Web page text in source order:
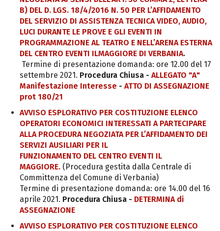
B) DEL D. LGS. 18/4/2016 N. 50 PER L’AFFIDAMENTO
DEL SERVIZIO DI ASSISTENZA TECNICA VIDEO, AUDIO,
LUCI DURANTE LE PROVE E GLI EVENTI IN
PROGRAMMAZIONE AL TEATRO E NELL’ARENA ESTERNA
DEL CENTRO EVENTI ILMAGGIORE DI VERBANIA.
Termine di presentazione domanda: ore 12.00 del 17
settembre 2021. Procedura Chiusa - ALLEGATO "A"
Manifestazione Interesse - ATTO DI ASSEGNAZIONE
prot 180/21
AVVISO ESPLORATIVO PER COSTITUZIONE ELENCO
OPERATORI ECONOMICI INTERESSATI A PARTECIPARE
ALLA PROCEDURA NEGOZIATA PER L’AFFIDAMENTO DEI
SERVIZI AUSILIARI PER IL
FUNZIONAMENTO DEL CENTRO EVENTI IL
MAGGIORE. (Procedura gestita dalla Centrale di
Committenza del Comune di Verbania)
Termine di presentazione domanda: ore 14.00 del 16
aprile 2021. Procedura Chiusa - DETERMINA di
ASSEGNAZIONE
AVVISO ESPLORATIVO PER COSTITUZIONE ELENCO